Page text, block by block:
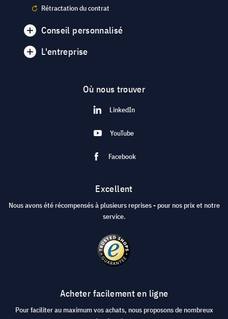
Rétractation du contrat
Conseil personnalisé
L'entreprise
Où nous trouver
LinkedIn
YouTube
Facebook
Excellent
Nous avons été récompensés à plusieurs reprises - pour nos prix et notre
service.
Acheter facilement en ligne
Pour faciliter au maximum vos achats, nous proposons de nombreux